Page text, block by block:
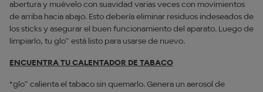
abertura y muévelo con suavidad varias veces con movimientos
de arriba hacia abajo. Esto debería eliminar residuos indeseados de
los sticks y asegurar el buen funcionamiento del aparato. Luego de
limpiarlo, tu glo™ está listo para usarse de nuevo.
ENCUENTRA TU CALENTADOR DE TABACO
*glo™ calienta el tabaco sin quemarlo. Genera un aerosol de